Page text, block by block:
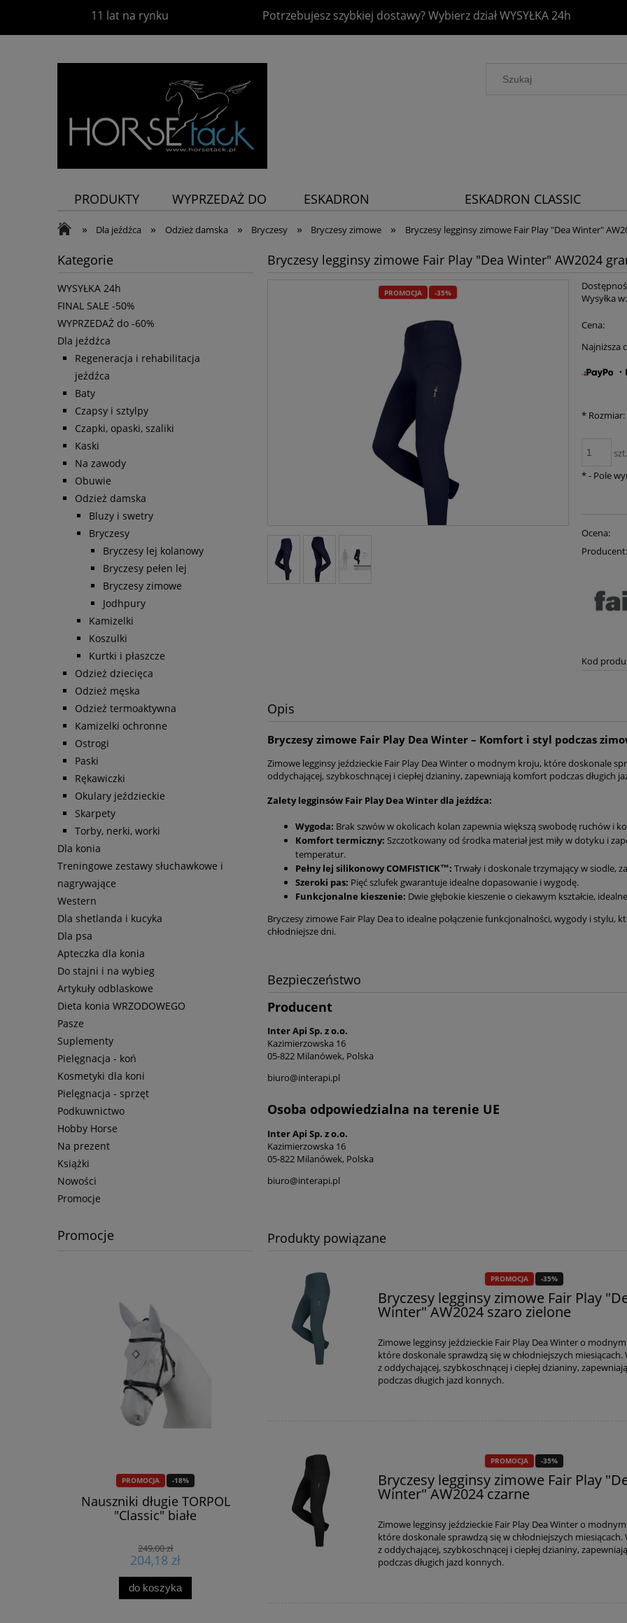
11 lat na rynku Potrzebujesz szybkiej dostawy? Wybierz działWYSYŁKA 24h
PRODUKTY
WYPRZEDAŻ DO
ESKADRON
ESKADRON CLASSIC
» Dla jeźdźca » Odzież damska » Bryczesy » Bryczesy zimowe » Bryczesy legginsy zimowe Fair Play "Dea Winter"
Kategorie
WYSYŁKA 24h
FINAL SALE -50%
WYPRZEDAŻ do -60%
Dla jeźdźca
Regeneracja i rehabilitacja
jeźdźca
Baty
Czapsy i sztylpy
Czapki, opaski, szaliki
Kaski
Na zawody
Obuwie
Odzież damska
Bluzy i swetry
Bryczesy
Bryczesy lej kolanowy
Bryczesy pełen lej
Bryczesy zimowe
Jodhpury
Kamizelki
Koszulki
Kurtki i płaszcze
Odzież dziecięca
Odzież męska
Odzież termoaktywna
Kamizelki ochronne
Ostrogi
Paski
Rękawiczki
Okulary jeździeckie
Skarpety
Torby, nerki, worki
Dla konia
Treningowe zestawy słuchawkowe i
nagrywające
Western
Dla shetlanda i kucyka
Dla psa
Apteczka dla konia
Do stajni i na wybieg
Artykuły odblaskowe
Dieta konia WRZODOWEGO
Pasze
Suplementy
Pielęgnacja - koń
Kosmetyki dla koni
Pielęgnacja - sprzęt
Podkuwnictwo
Hobby Horse
Na prezent
Książki
Nowości
Promocje
Promocje
PROMOCJA -18%
Nauszniki długie TORPOL
"Classic" białe
249,00 zł
204,18 zł
do koszyka
PROMOCJA -8%
Preparat na kondycję i
wydolność Yarrowia "Canifelox
Condition" 150ml
PROMOCJA -30%
Bryczesy legginsy Fair Play
285,00 zł
199,00 zł
Bryczesy legginsy zimowe Fair Play "Dea Winter" AW2024
PROMOCJA -35%
Wysyłka w:
Cena:
Najniższa
* Rozmiar:
szt.
*- Pole
Ocena:
Producent:
Kod
Opis
Bryczesy zimowe Fair Play Dea Winter – Komfort i styl podczas
Zimowe legginsy jeździeckie Fair Play Dea Winter o modnym kroju, które doskonale
oddychającej, szybkoschnącej i ciepłej dzianiny, zapewniają komfort podczas długich
Zalety legginsów Fair Play Dea Winter dla jeźdźca:
Wygoda: Brak szwów w okolicach kolan zapewnia większą swobodę ruchów i
Komfort termiczny: Szczotkowany od środka materiał jest miły w dotyku i
temperatur.
Pełny lej silikonowy COMFISTICK™: Trwały i doskonale trzymający w siodle,
Szeroki pas: Pięć szlufek gwarantuje idealne dopasowanie i wygodę.
Funkcjonalne kieszenie: Dwie głębokie kieszenie o ciekawym kształcie,
Bryczesy zimowe Fair Play Dea to idealne połączenie funkcjonalności, wygody i stylu,
chłodniejsze dni.
Bezpieczeństwo
Producent
Inter Api Sp. z o.o.
Kazimierzowska 16
05-822 Milanówek, Polska
biuro@interapi.pl
Osoba odpowiedzialna na terenie UE
Inter Api Sp. z o.o.
Kazimierzowska 16
05-822 Milanówek, Polska
biuro@interapi.pl
Produkty powiązane
PROMOCJA -35%
Bryczesy legginsy zimowe Fair Play
Winter" AW2024 szaro zielone
Zimowe legginsy jeździeckie Fair Play Dea Winter o
które doskonale sprawdzą się w chłodniejszych miesiącach.
z oddychającej, szybkoschnącej i ciepłej dzianiny,
podczas długich jazd konnych.
PROMOCJA -35%
Bryczesy legginsy zimowe Fair Play
Winter" AW2024 czarne
Zimowe legginsy jeździeckie Fair Play Dea Winter o
które doskonale sprawdzą się w chłodniejszych miesiącach.
z oddychającej, szybkoschnącej i ciepłej dzianiny,
podczas długich jazd konnych.